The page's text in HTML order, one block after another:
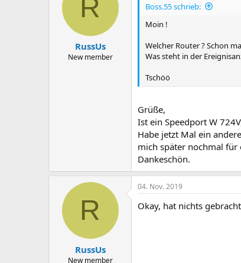
R
RussUs
New member
Boss.55 schrieb:
Moin !
Welcher Router ? Schon
Was steht in der
Tschöö
Grüße,
Ist ein Speedport W
Habe jetzt Mal ein
mich später nochmal für
Dankeschön.
R
RussUs
New member
04. Nov. 2019
Okay, hat nichts